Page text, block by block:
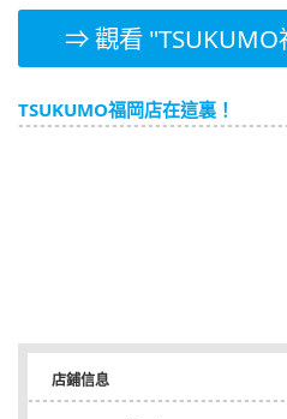
⇒ 觀看 "TSUKUMO
TSUKUMO福岡店在這裏！
店鋪信息